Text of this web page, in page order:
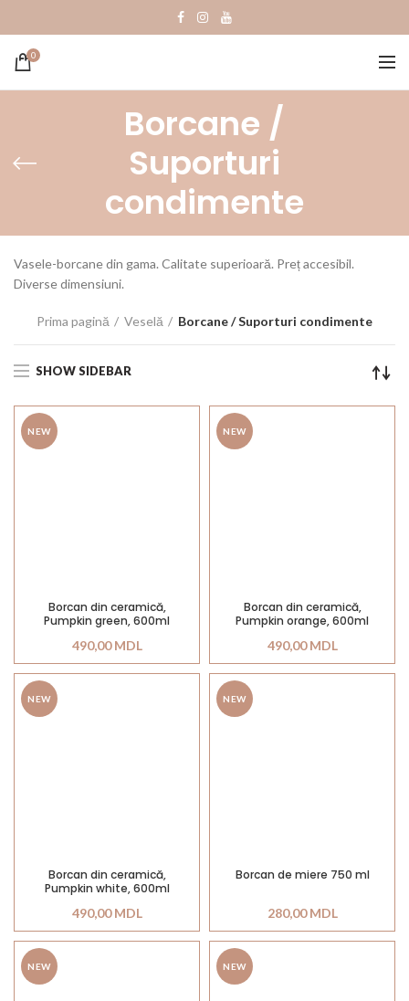
0
Borcane /
Suporturi
condimente
Vasele-borcane din gama. Calitate superioară. Preț accesibil.
Diverse dimensiuni.
Prima pagină Veselă Borcane / Suporturi condimente
SHOW SIDEBAR
NEW
Borcan din ceramică,
Pumpkin green, 600ml
490,00MDL
NEW
Borcan din ceramică,
Pumpkin orange, 600ml
490,00MDL
NEW
Borcan din ceramică,
Pumpkin white, 600ml
490,00MDL
NEW
Borcan de miere 750 ml
280,00MDL
NEW NEW